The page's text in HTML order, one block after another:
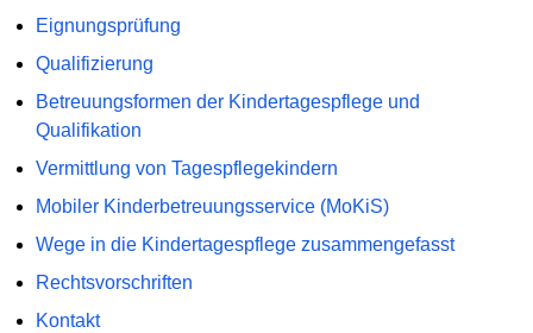
Eignungsprüfung
Qualifizierung
Betreuungsformen der Kindertagespflege und
Qualifikation
Vermittlung von Tagespflegekindern
Mobiler Kinderbetreuungsservice (MoKiS)
Wege in die Kindertagespflege zusammengefasst
Rechtsvorschriften
Kontakt